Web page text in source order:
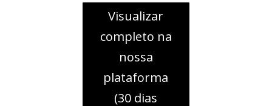
Visualizar
completo na
nossa
plataforma
(30 dias